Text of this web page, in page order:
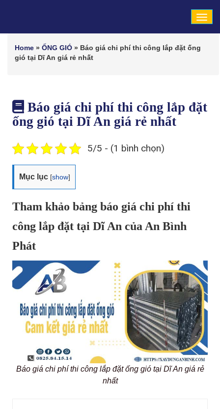
Home » ỐNG GIÓ » Báo giá chi phí thi công lắp đặt ống
gió tại Dĩ An giá rẻ nhất
Báo giá chi phí thi công lắp đặt
ống gió tại Dĩ An giá rẻ nhất
5/5 - (1 bình chọn)
Mục lục [show]
Tham khảo bảng báo giá chi phí thi
công lắp đặt tại Dĩ An của An Bình
Phát
Báo giá chi phí thi công lắp đặt ống gió tại Dĩ An giá rẻ
nhất